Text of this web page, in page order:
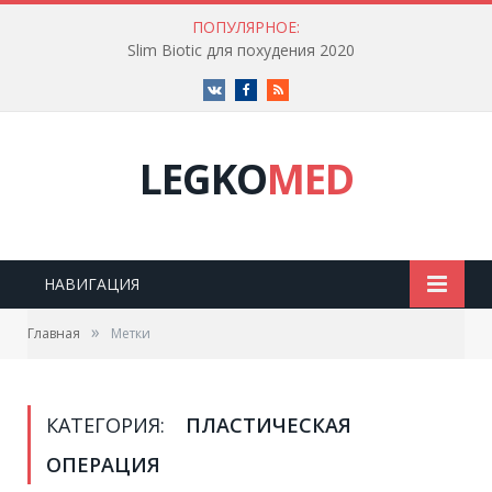
ПОПУЛЯРНОЕ:
Slim Biotic для похудения 2020
Vk FacebookRSS
LEGKOMED
НАВИГАЦИЯ
Главная » Метки
КАТЕГОРИЯ:
ПЛАСТИЧЕСКАЯ
ОПЕРАЦИЯ